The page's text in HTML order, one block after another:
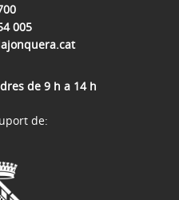
005
de 9 h a 14 h
de: